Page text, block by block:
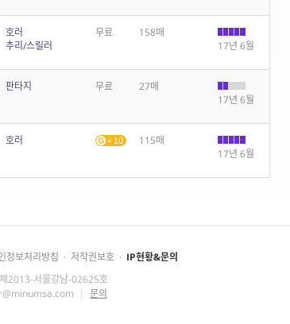
호러
추리/스릴러
무료
158매
17년 6월
판타지 무료
27매
17년 6월
호러 10
115매
17년 6월
정보처리방침 · 저작권보호 · IP현황&문의
2013-서울강남-02625호
| 문의